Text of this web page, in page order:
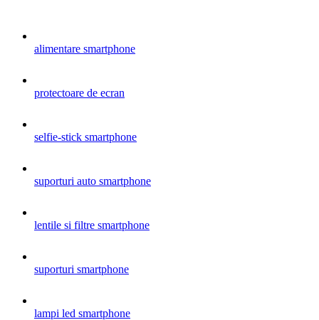
alimentare smartphone
protectoare de ecran
selfie-stick smartphone
suporturi auto smartphone
lentile si filtre smartphone
suporturi smartphone
lampi led smartphone